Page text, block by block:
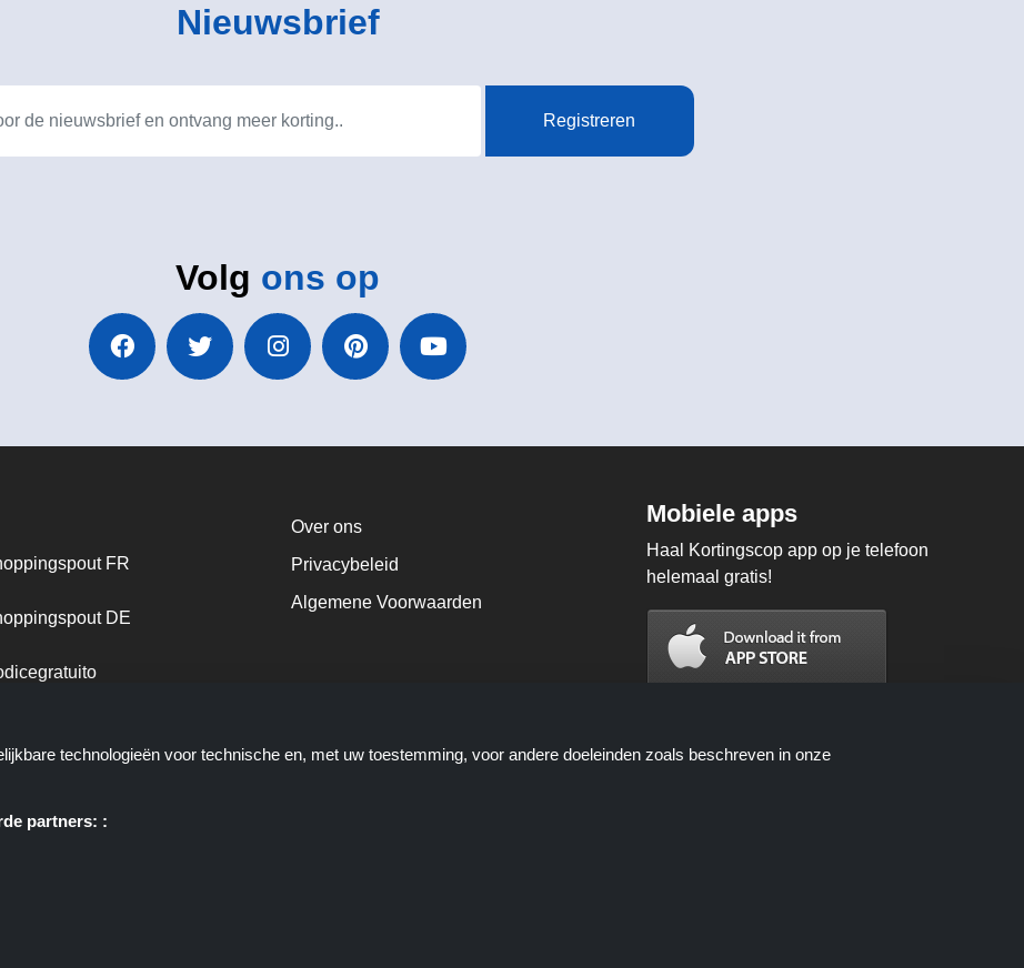
Nieuwsbrief
Registreren
Volg ons op
FR
DE
Over ons
Privacybeleid
Algemene Voorwaarden
Mobiele apps
Haal Kortingscop app op je telefoon
helemaal gratis!
u deals, kortingen en kortingscodes biedt; deze deals of aanbiedingen worden beschikbaar gesteld door
technologieën voor technische en, met uw toestemming, voor andere doeleinden zoals beschreven in onze
partners: :